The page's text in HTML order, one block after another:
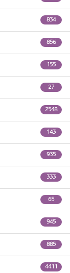
834
856
155
27
2548
143
935
333
65
945
885
4411